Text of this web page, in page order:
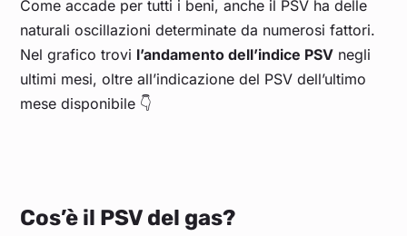
Aprile 2024 0,326
Marzo 2024 0,308
Come accade per tutti i beni, anche il PSV ha delle
naturali oscillazioni determinate da numerosi fattori.
Nel grafico trovi l’andamento dell’indice PSV negli
ultimi mesi, oltre all’indicazione del PSV dell’ultimo
mese disponibile 👇
Cos’è il PSV del gas?